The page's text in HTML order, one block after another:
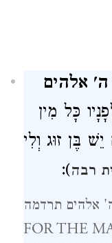
ה' אלהים
כָּל מִין
בֶּן זוּג וְלִי
רבה):
אלהים תרדמה
FOR THE